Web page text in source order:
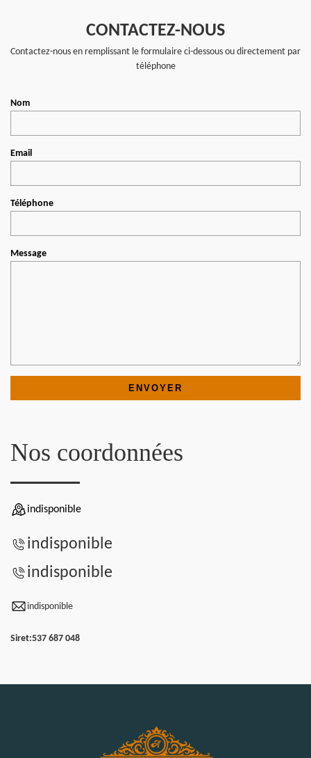
CONTACTEZ-NOUS
Contactez-nous en remplissant le formulaire ci-dessous ou directement par
téléphone
Nom
Email
Téléphone
Message
Nos coordonnées
indisponible
indisponible
indisponible
indisponible
Siret:537 687 048